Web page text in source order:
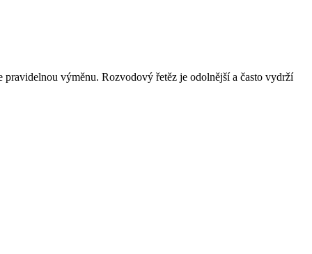
výměnu. Rozvodový řetěz je odolnější a často vydrží